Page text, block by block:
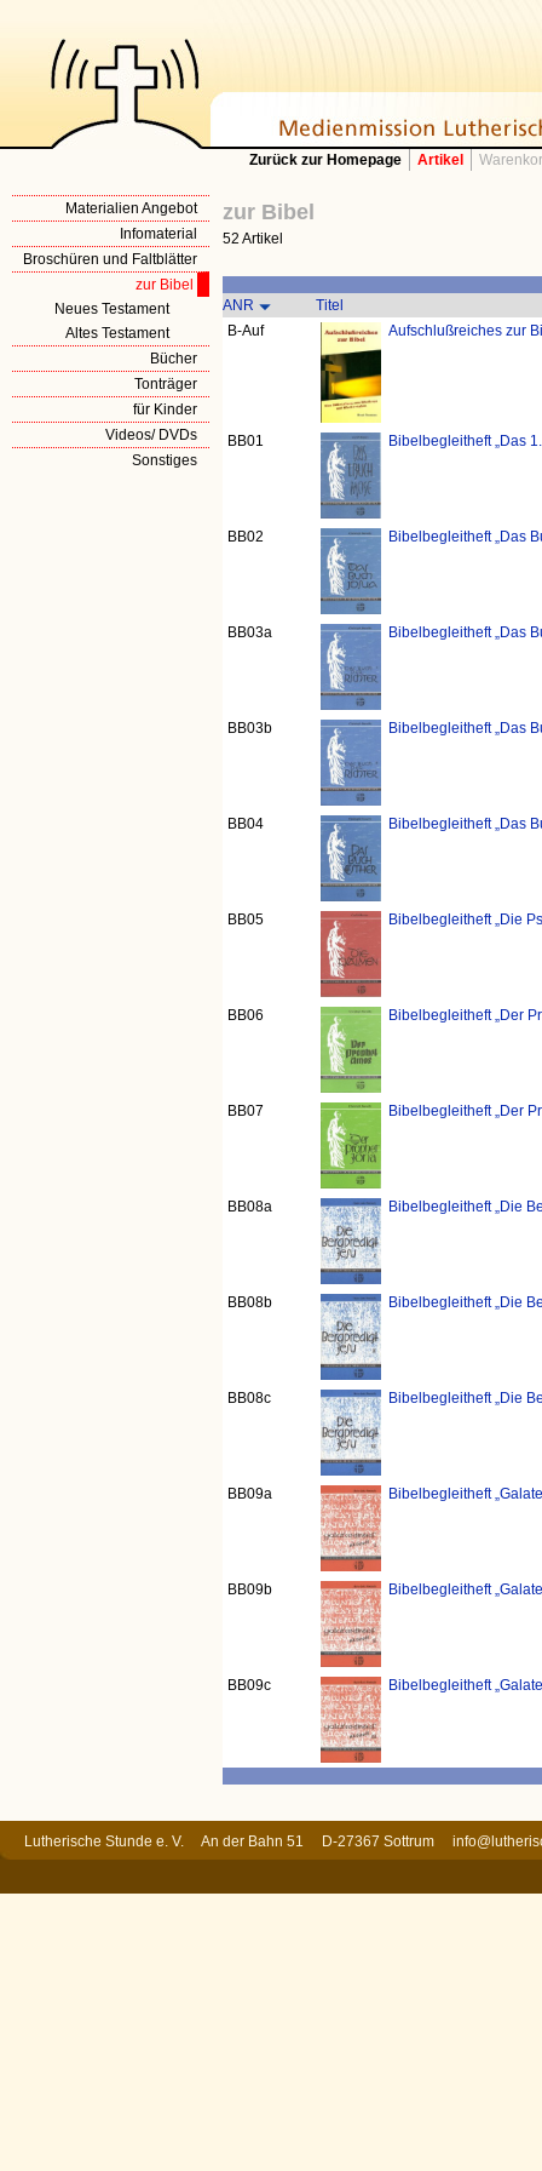
Zurück zur Homepage Artikel
Materialien Angebot
Infomaterial
Broschüren und Faltblätter
zur Bibel
Neues Testament
Altes Testament
Bücher
Tonträger
für Kinder
Videos/ DVDs
Sonstiges
zur Bibel
52 Artikel
ANR
Titel
B-Auf
Aufschlußreiches zur
BB01 Bibelbegleitheft „Das
BB02 Bibelbegleitheft „Das
BB03a Bibelbegleitheft „Das
BB03b Bibelbegleitheft „Das
BB04 Bibelbegleitheft „Das
BB05 Bibelbegleitheft „Die
BB06 Bibelbegleitheft „Der
BB07 Bibelbegleitheft „Der
BB08a Bibelbegleitheft „Die
BB08b Bibelbegleitheft „Die
BB08c Bibelbegleitheft „Die
BB09a Bibelbegleitheft
BB09b Bibelbegleitheft
BB09c Bibelbegleitheft
Lutherische Stunde e. V. An der Bahn 51 D-27367 Sottrum